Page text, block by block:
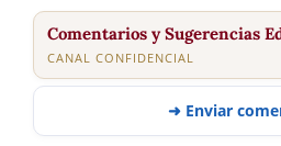
Comentarios y Sugerencias
CANAL CONFIDENCIAL
➜ Enviar